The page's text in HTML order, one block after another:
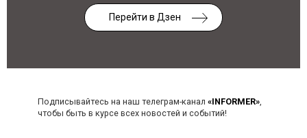
Перейти в Дзен
Подписывайтесь на наш телеграм-канал «INFORMER»
чтобы быть в курсе всех новостей и событий!